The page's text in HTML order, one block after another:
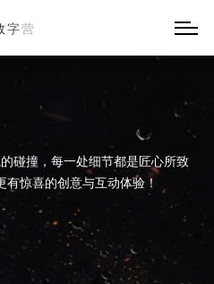
字营
碰撞，每一处细节都是匠心所致
惊喜的创意与互动体验！